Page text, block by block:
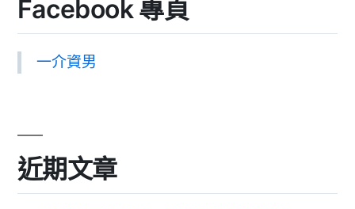
Facebook 專頁
一介資男
近期文章